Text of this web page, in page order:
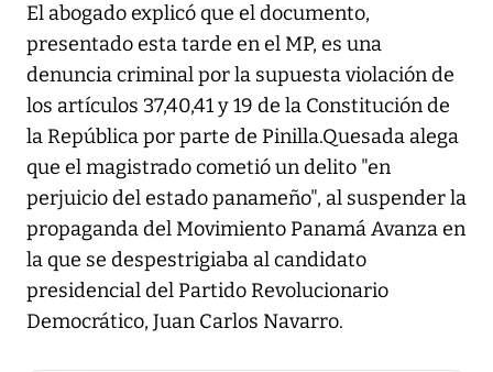
El abogado explicó que el documento,
presentado esta tarde en el MP, es una
denuncia criminal por la supuesta violación de
los artículos 37,40,41 y 19 de la Constitución de
la República por parte de Pinilla.Quesada alega
que el magistrado cometió un delito "en
perjuicio del estado panameño", al suspender la
propaganda del Movimiento Panamá Avanza en
la que se despestrigiaba al candidato
presidencial del Partido Revolucionario
Democrático, Juan Carlos Navarro.